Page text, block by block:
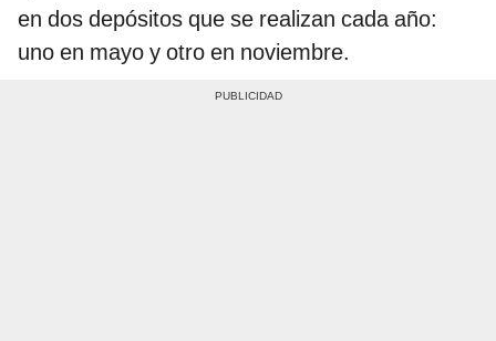
en dos depósitos que se realizan cada año:
uno en mayo y otro en noviembre.